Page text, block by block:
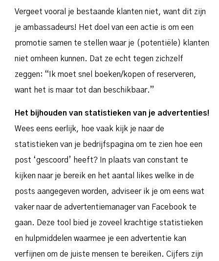
Vergeet vooral je bestaande klanten niet, want dit zijn
je ambassadeurs! Het doel van een actie is om een
promotie samen te stellen waar je (potentiële) klanten
niet omheen kunnen. Dat ze echt tegen zichzelf
zeggen: “Ik moet snel boeken/kopen of reserveren,
want het is maar tot dan beschikbaar.”
Het bijhouden van statistieken van je advertenties!
Wees eens eerlijk, hoe vaak kijk je naar de
statistieken van je bedrijfspagina om te zien hoe een
post ‘gescoord’ heeft? In plaats van constant te
kijken naar je bereik en het aantal likes welke in de
posts aangegeven worden, adviseer ik je om eens wat
vaker naar de advertentiemanager van Facebook te
gaan. Deze tool bied je zoveel krachtige statistieken
en hulpmiddelen waarmee je een advertentie kan
verfijnen om de juiste mensen te bereiken. Cijfers zijn